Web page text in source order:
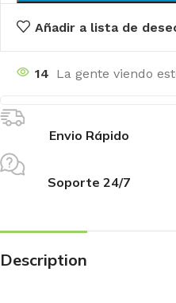
Añadir a lista de
14 La gente viendo
Envio Rápido
Soporte 24/7
Description